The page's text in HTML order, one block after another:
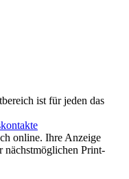
ist für jeden das
online. Ihre Anzeige
nächstmöglichen Print-